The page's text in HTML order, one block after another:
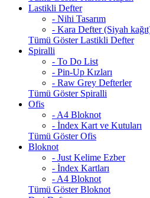
Lastikli Defter
- Nihi Tasarım
- Kara Defter (Siyah
Tümü Göster Lastikli Defter
Spiralli
- To Do List
- Pin-Up Kızları
- Raw Grey Defterler
Tümü Göster Spiralli
Ofis
- A4 Bloknot
- İndex Kart ve Kutuları
Tümü Göster Ofis
Bloknot
- Just Kelime Ezber
- İndex Kartları
- A4 Bloknot
Tümü Göster Bloknot